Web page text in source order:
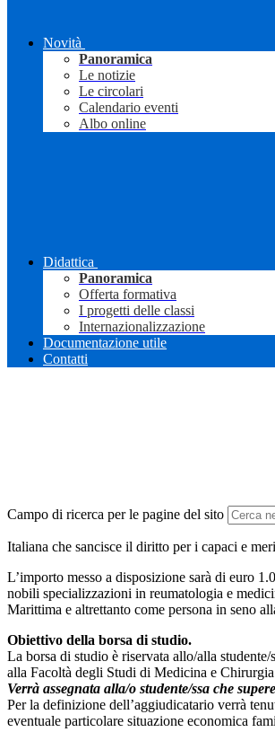
Novità
Panoramica
Le notizie
Le circolari
Calendario eventi
Albo online
Didattica
Panoramica
Offerta formativa
I progetti delle classi
Internazionalizzazione
Documentazione utile
Contatti
Campo di ricerca per le pagine del sito
Italiana che sancisce il diritto per i capaci e
L’importo messo a disposizione sarà di euro
nobili specializzazioni in reumatologia e
Marittima e altrettanto come persona in seno
Obiettivo della borsa di studio.
La borsa di studio è riservata allo/alla
alla Facoltà degli Studi di Medicina e
Verrà assegnata alla/o studente/ssa che
Per la definizione dell’aggiudicatario verrà
eventuale particolare situazione economica